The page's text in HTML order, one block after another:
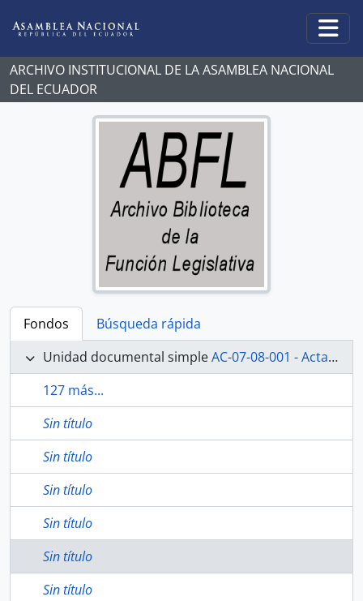
ARCHIVO INSTITUCIONAL DE LA ASAMBLEA NACIONAL
DEL ECUADOR
Fondos
Búsqueda rápida
Unidad documental simpleAC-07-08-001 - Actas-2007-2008
127 más...
Sin título
Sin título
Sin título
Sin título
Sin título
Sin título